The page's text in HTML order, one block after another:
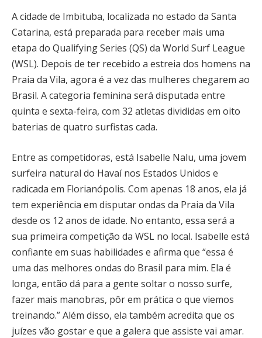
A cidade de Imbituba, localizada no estado da Santa
Catarina, está preparada para receber mais uma
etapa do Qualifying Series (QS) da World Surf League
(WSL). Depois de ter recebido a estreia dos homens na
Praia da Vila, agora é a vez das mulheres chegarem ao
Brasil. A categoria feminina será disputada entre
quinta e sexta-feira, com 32 atletas divididas em oito
baterias de quatro surfistas cada.
Entre as competidoras, está Isabelle Nalu, uma jovem
surfeira natural do Havaí nos Estados Unidos e
radicada em Florianópolis. Com apenas 18 anos, ela já
tem experiência em disputar ondas da Praia da Vila
desde os 12 anos de idade. No entanto, essa será a
sua primeira competição da WSL no local. Isabelle está
confiante em suas habilidades e afirma que “essa é
uma das melhores ondas do Brasil para mim. Ela é
longa, então dá para a gente soltar o nosso surfe,
fazer mais manobras, pôr em prática o que viemos
treinando.” Além disso, ela também acredita que os
juízes vão gostar e que a galera que assiste vai amar.